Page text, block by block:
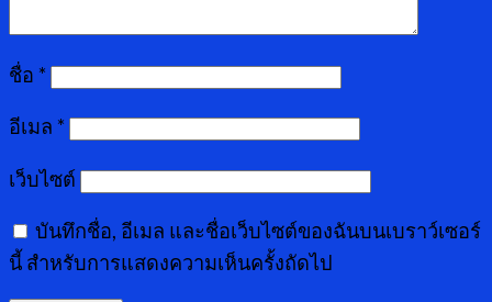
ชื่อ *
อีเมล *
เว็บไซต์
บันทึกชื่อ, อีเมล และชื่อเว็บไซต์ของฉันบนเบราว์เซอร์
นี้ สำหรับการแสดงความเห็นครั้งถัดไป